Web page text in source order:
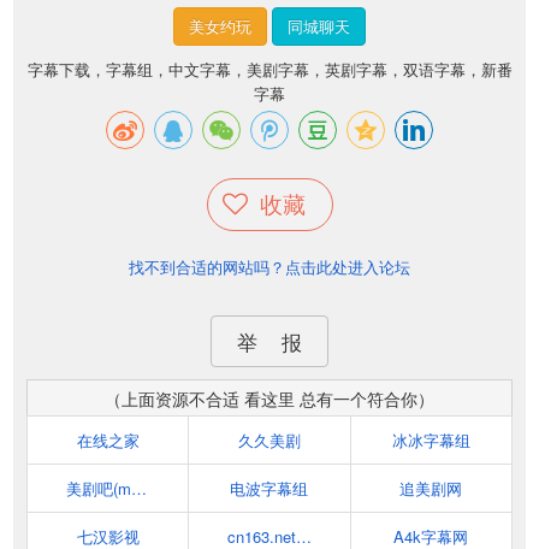
美女约玩
同城聊天
字幕下载，字幕组，中文字幕，美剧字幕，英剧字幕，双语字幕，新番
字幕
收藏
找不到合适的网站吗？点击此处进入论坛
举 报
（上面资源不合适 看这里 总有一个符合你）
在线之家 久久美剧 冰冰字幕组
美剧吧(meiju8.cc) 电波字幕组 追美剧网
七汉影视 cn163.net天天美剧 A4k字幕网